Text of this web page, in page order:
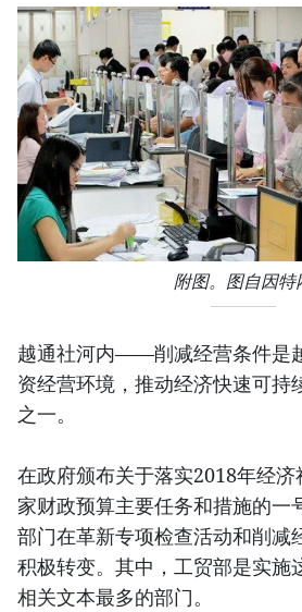
附图。图自因特
越通社河内——削减经营条件是
资经营环境，推动经济快速可持
之一。
在政府颁布关于落实2018年经
家财政预算主要任务和措施的一
部门在革新专项检查活动和削减
积极转变。其中，工贸部是实施
相关文本最多的部门。